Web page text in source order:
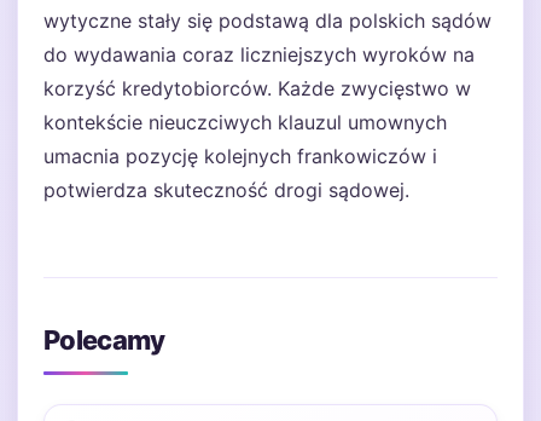
wytyczne stały się podstawą dla polskich sądów
do wydawania coraz liczniejszych wyroków na
korzyść kredytobiorców. Każde zwycięstwo w
kontekście nieuczciwych klauzul umownych
umacnia pozycję kolejnych frankowiczów i
potwierdza skuteczność drogi sądowej.
Polecamy